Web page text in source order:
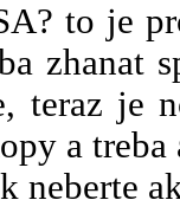
to je
zhanat
teraz je
a
neberte